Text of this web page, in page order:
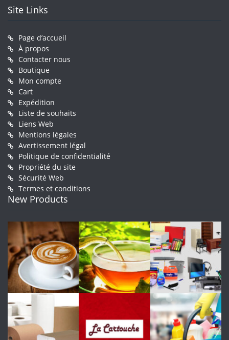
Site Links
Page d’accueil
À propos
Contacter nous
Boutique
Mon compte
Cart
Expédition
Liste de souhaits
Liens Web
Mentions légales
Avertissement légal
Politique de confidentialité
Propriété du site
Sécurité Web
Termes et conditions
New Products